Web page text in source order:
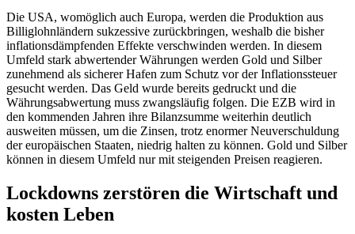
Die USA, womöglich auch Europa, werden die Produktion aus
Billiglohnländern sukzessive zurückbringen, weshalb die bisher
inflationsdämpfenden Effekte verschwinden werden. In diesem
Umfeld stark abwertender Währungen werden Gold und Silber
zunehmend als sicherer Hafen zum Schutz vor der Inflationssteuer
gesucht werden. Das Geld wurde bereits gedruckt und die
Währungsabwertung muss zwangsläufig folgen. Die EZB wird in
den kommenden Jahren ihre Bilanzsumme weiterhin deutlich
ausweiten müssen, um die Zinsen, trotz enormer Neuverschuldung
der europäischen Staaten, niedrig halten zu können. Gold und Silber
können in diesem Umfeld nur mit steigenden Preisen reagieren.
Lockdowns zerstören die Wirtschaft und
kosten Leben